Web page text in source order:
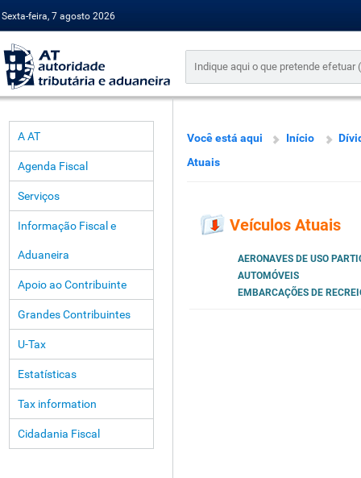
Sexta-feira, 7 agosto 2026
A AT
Agenda Fiscal
Serviços
Informação Fiscal e
Aduaneira
Apoio ao Contribuinte
Grandes Contribuintes
U-Tax
Estatísticas
Tax information
Cidadania Fiscal
Você está aqui Início
Atuais
Veículos Atuais
AERONAVES DE USO
AUTOMÓVEIS
EMBARCAÇÕES DE